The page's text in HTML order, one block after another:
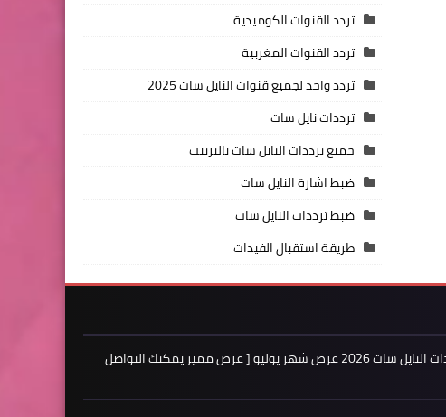
تردد القنوات الكوميدية
تردد القنوات المغربية
تردد واحد لجميع قنوات النايل سات 2025
ترددات نايل سات
جميع ترددات النايل سات بالترتيب
ضبط اشارة النايل سات
ضبط ترددات النايل سات
طريقة استقبال الفيدات
اعلن لدينا فى مدونة ترددات النايل سات 2026 عرض شهر يوليو [ عرض مميز يمكنك التواصل